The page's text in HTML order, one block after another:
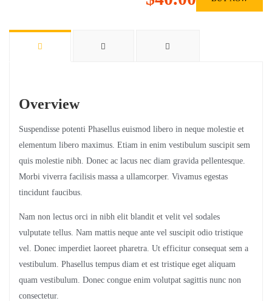
Overview
Suspendisse potenti Phasellus euismod libero in neque molestie et
elementum libero maximus. Etiam in enim vestibulum suscipit sem
quis molestie nibh. Donec ac lacus nec diam gravida pellentesque.
Morbi viverra facilisis massa a ullamcorper. Vivamus egestas
tincidunt faucibus.
Nam non lectus orci in nibh elit blandit et velit vel sodales
vulputate tellus. Nam mattis neque ante vel suscipit odio tristique
vel. Donec imperdiet laoreet pharetra. Ut efficitur consequat sem a
vestibulum. Phasellus tempus diam et est tristique eget aliquam
quam vestibulum. Donec congue enim volutpat sagittis nunc non
consectetur.